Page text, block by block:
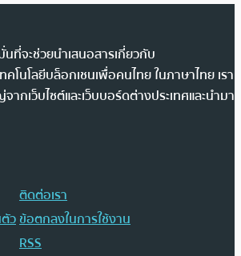
ที่จะช่วยนำเสนอสารเกี่ยวกับ
คโนโลยีบล็อกเชนเพื่อคนไทย ในภาษาไทย เรา
กเว็บไซต์และเว็บบอร์ดต่างประเทศและนำมา
ติดต่อเรา
วข้อตกลงในการใช้งาน
RSS